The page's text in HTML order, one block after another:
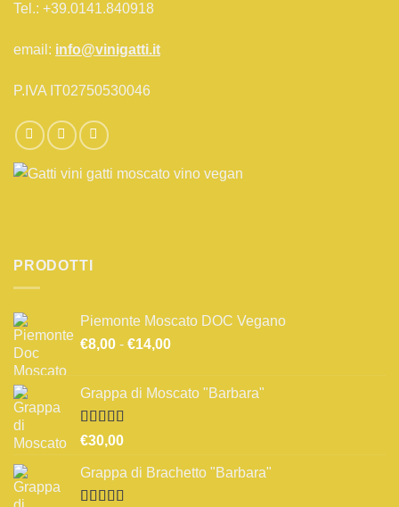
Tel.: +39.0141.840918
email: info@vinigatti.it
P.IVA IT02750530046
PRODOTTI
Piemonte Moscato DOC Vegano
€8,00 - €14,00Fascia
da
Grappa di Moscato "Barbara"
Valutato
su 5
€30,00
Grappa di Brachetto "Barbara"